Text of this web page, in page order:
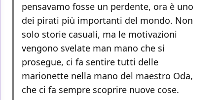
pensavamo fosse un perdente, ora è uno
dei pirati più importanti del mondo. Non
solo storie casuali, ma le motivazioni
vengono svelate man mano che si
prosegue, ci fa sentire tutti delle
marionette nella mano del maestro Oda,
che ci fa sempre scoprire nuove cose.